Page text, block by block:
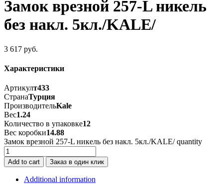
Замок врезной 257-L никель
без накл. 5кл./KALE/
3 617 руб.
Характеристики
Артикулт433
СтранаТурция
ПроизводительKale
Вес1.24
Количество в упаковке12
Вес коробки14.88
Замок врезной 257-L никель без накл. 5кл./KALE/ quantity
Add to cart Заказ в один клик
Additional information